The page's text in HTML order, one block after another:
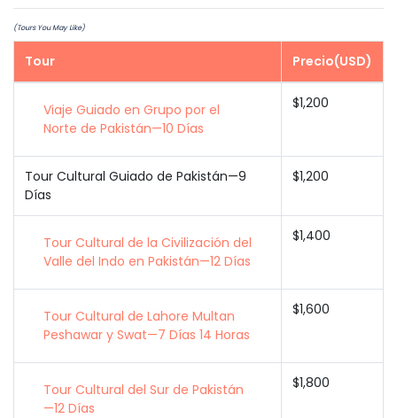
(Tours You May Like)
Tour Precio(USD)
Viaje Guiado en Grupo por el
Norte de Pakistán—10 Días
$1,200
Tour Cultural Guiado de Pakistán—9
Días
$1,200
Tour Cultural de la Civilización del
Valle del Indo en Pakistán—12 Días
$1,400
Tour Cultural de Lahore Multan
Peshawar y Swat—7 Días 14 Horas
$1,600
Tour Cultural del Sur de Pakistán
—12 Días
$1,800